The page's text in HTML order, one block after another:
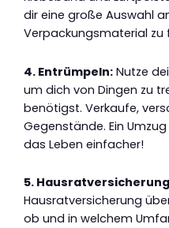
dir eine große Auswahl
Verpackungsmaterial zu
4. Entrümpeln: Nutze
um dich von Dingen zu
benötigst. Verkaufe,
Gegenstände. Ein
das Leben einfacher!
5.
Hausratversicherung
ob und in welchem